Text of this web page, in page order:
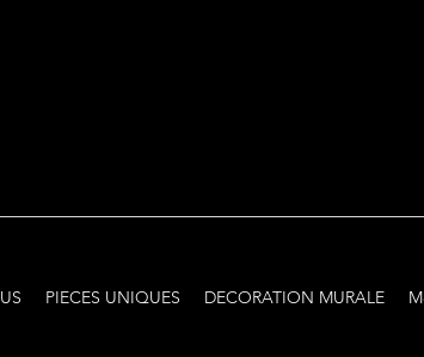
PIECES UNIQUES DECORATION MURALE